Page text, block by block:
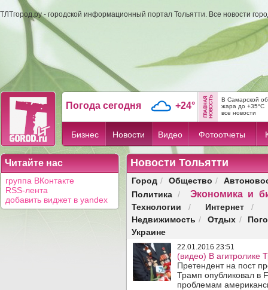
ТЛТгород.ру - городской информационный портал Тольятти. Все новости
Погода сегодня +24°
В Самарской
жара до +35°C
все новости
Бизнес Новости Видео Фотоотчеты
Читайте нас
группа ВКонтакте
RSS-лента
добавить виджет в yandex
Новости Тольятти
Город / Общество /
Политика / Экономика и
Технологии / Интернет/
Недвижимость / Отдых /
Украине
22.01.2016 23:51
(видео) В агитролике
Претендент на пост
Трамп опубликовал в
проблемам